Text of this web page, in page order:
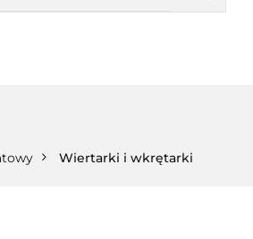
Wiertarki i wkrętarki